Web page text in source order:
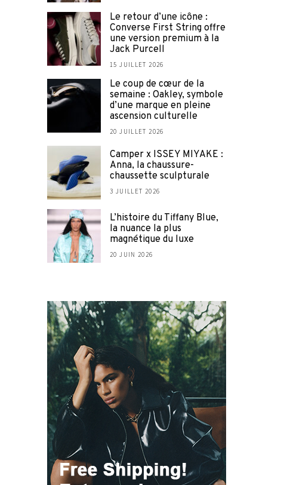
Le retour d’une icône :
Converse First String offre
une version premium à la
Jack Purcell
15 JUILLET 2026
Le coup de cœur de la
semaine : Oakley, symbole
d’une marque en pleine
ascension culturelle
20 JUILLET 2026
Camper x ISSEY MIYAKE :
Anna, la chaussure-
chaussette sculpturale
3 JUILLET 2026
L’histoire du Tiffany Blue,
la nuance la plus
magnétique du luxe
20 JUIN 2026